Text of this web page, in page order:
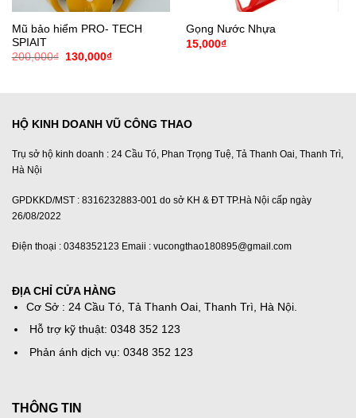
Mũ bảo hiểm PRO- TECH
SPIAIT
200,000₫
Giá
130,000₫Giá
Gọng Nước Nhựa
15,000₫
HỘ KINH DOANH VŨ CÔNG THAO
Trụ sở hộ kinh doanh : 24 Cầu Tó, Phan Trọng Tuệ, Tả Thanh Oai, Thanh Trì,
Hà Nội
GPDKKD/MST : 8316232883-001 do sở KH & ĐT TP.Hà Nội cấp ngày
26/08/2022
Điện thoại : 0348352123 Emaii : vucongthao180895@gmail.com
ĐỊA CHỈ CỬA HÀNG
Cơ Sở : 24 Cầu Tó, Tả Thanh Oai, Thanh Trì, Hà Nội.
Hỗ trợ kỹ thuật: 0348 352 123
Phản ánh dịch vụ: 0348 352 123
THÔNG TIN